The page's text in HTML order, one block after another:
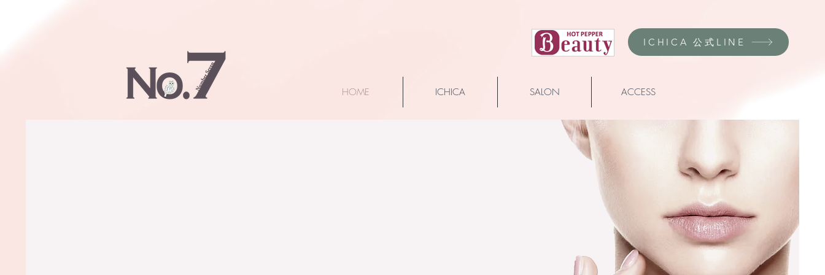
ICHICA 公式LINE
HOME ICHICA SALON ACCESS